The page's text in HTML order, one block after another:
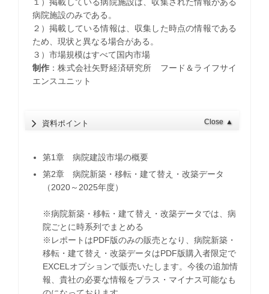
病院施設のみである。
２）掲載している情報は、収集した時点の情報である
ため、現状と異なる場合がある。
３）市場規模はすべて国内市場
制作 ：株式会社矢野経済研究所 フード＆ライフサイ
エンスユニット
資料ポイント Close ▲
第1章 病院建設市場の概要
第2章 病院新築・移転・建て替え・改築データ
（2020～2025年度）
※病院新築・移転・建て替え・改築データでは、病
院ごとに時系列でまとめる
※レポートはPDF版のみの販売となり、病院新築・
移転・建て替え・改築データはPDF版購入者限定で
EXCELオプションで販売いたします。今後の追加情
報、貴社の必要な情報をプラス・マイナス可能なも